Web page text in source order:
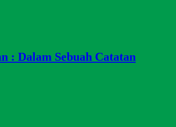
: Dalam Sebuah Catatan